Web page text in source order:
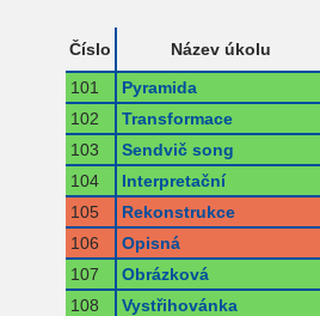
Číslo Název úkolu
101
Pyramida
102
Transformace
103
Sendvič song
104
Interpretační
105
Rekonstrukce
106
Opisná
107
Obrázková
108
Vystřihovánka